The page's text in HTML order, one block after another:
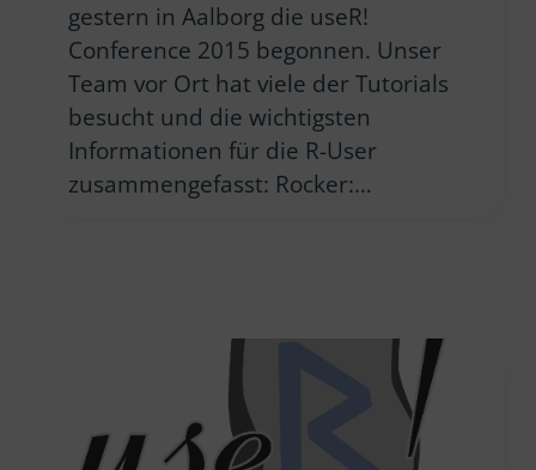
gestern in Aalborg die useR!
Conference 2015 begonnen. Unser
Team vor Ort hat viele der Tutorials
besucht und die wichtigsten
Informationen für die R-User
zusammengefasst: Rocker:…